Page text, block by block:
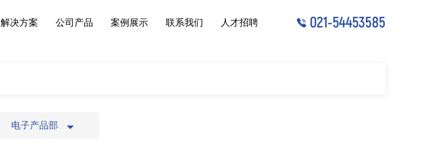
解决方案 公司产品 案例展示 联系我们 人才招聘
电子产品部